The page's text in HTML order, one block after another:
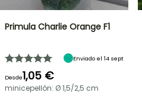
Primula Charlie Orange F1
Enviado el 14 sept
Desde1,05 €
minicepellón: Ø 1,5/2,5 cm